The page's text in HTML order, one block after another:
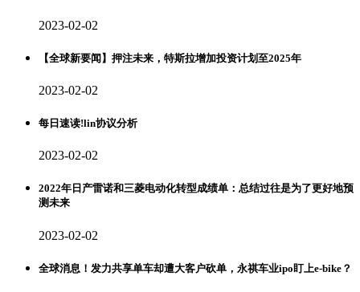
2023-02-02
【全球新要闻】押注未来，特斯拉增加投资计划至2025年
2023-02-02
每日速读!lin协议分析
2023-02-02
2022年日产雷诺和三菱电动化转型成绩单：总结过往是为了更好地预
测未来
2023-02-02
全球消息！发力共享单车却遭大客户砍单，永祺车业ipo盯上e-bike？